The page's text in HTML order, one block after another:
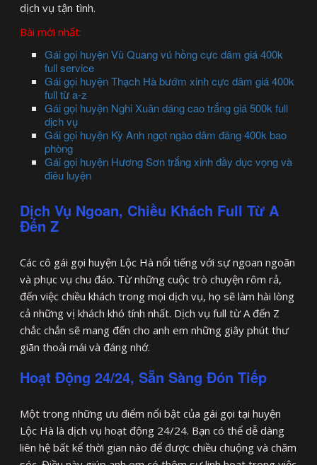
dịch vụ tận tình.
Bài mới nhất:
Gái gọi huyện Vũ Quang vú hồng cực dâm giá 400k
full service
Gái gọi huyện Thạch Hà bướm xinh cực dâm giá 400k
full từ a-z
Gái gọi huyện Nghi Xuân dáng cao trắng giá 500k full
dịch vụ
Gái gọi huyện Kỳ Anh ngọt ngào dâm đãng 400k bao
phòng
Gái gọi huyện Hương Sơn trắng xinh đầy dục vọng và
điêu luyện
Dịch Vụ Ngoan, Chiều Khách Full Từ A
Đến Z
Các cô gái gọi huyện Lộc Hà nổi tiếng với sự ngoan ngoãn
và phục vụ chu đáo. Từ những cuộc trò chuyện rôm rả,
đến việc chiều khách trong mọi dịch vụ, họ sẽ làm hài lòng
cả những vị khách khó tính nhất. Dịch vụ full từ A đến Z
chắc chắn sẽ mang đến cho anh em những giây phút thư
giãn thoải mái và đáng nhớ.
Hoạt Động 24/24, Sẵn Sàng Đón Tiếp
Một trong những ưu điểm nổi bật của gái gọi tại huyện
Lộc Hà là dịch vụ hoạt động 24/24. Bạn có thể dễ dàng
liên hệ bất kể thời gian nào để được chiều chuộng và chăm